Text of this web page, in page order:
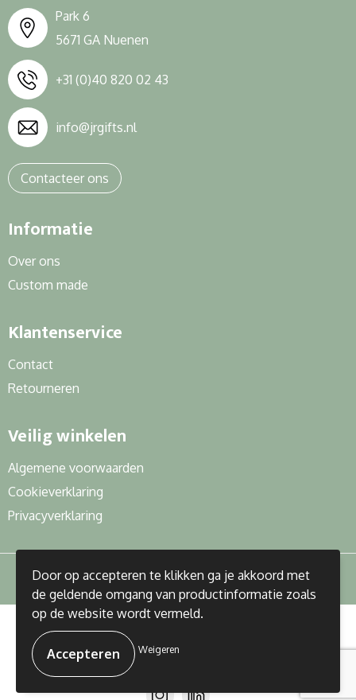
Park 6
5671 GA Nuenen
+31 (0)40 820 02 43
info@jrgifts.nl
Contacteer ons
Informatie
Over ons
Custom made
Klantenservice
Contact
Retourneren
Veilig winkelen
Algemene voorwaarden
Cookieverklaring
Privacyverklaring
© Copyright J&R Gifts 2023
Door op accepteren te klikken ga je akkoord met
de geldende omgang van productinformatie zoals
op de website wordt vermeld.
Weigeren